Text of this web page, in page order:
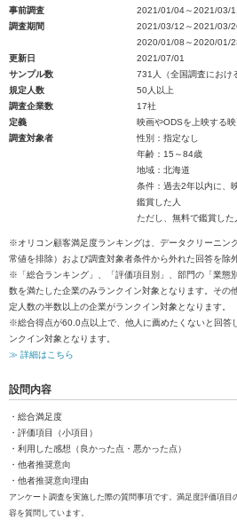
事前調査
2021/01/04～2021/03/
調査期間
2021/03/12～2021/03/
2020/01/08～2020/01/
更新日
2021/07/01
サンプル数
731人（全国調査におけ
規定人数
50人以上
調査企業数
17社
定義
映画やODSを上映する
調査対象者
性別：指定なし
年齢：15～84歳
地域：北海道
条件：過去2年以内に、
鑑賞した人
ただし、無料で鑑賞した
※オリコン顧客満足度ランキングは、データクリーニン
常値を排除）および調査対象者条件から外れた回答を除
※「総合ランキング」、「評価項目別」、部門の「業態
数を満たした企業のみランクイン対象となります。その
定人数の半数以上の企業がランクイン対象となります。
※総合得点が60.0点以上で、他人に薦めたくないと回答
ンクイン対象となります。
≫ 詳細はこちら
設問内容
・総合満足度
・評価項目（小項目）
・利用した感想（良かった点・悪かった点）
・他者推奨意向
・他者推奨意向理由
アンケート調査を実施した際の質問事項です。満足度評価項
容を質問しています。